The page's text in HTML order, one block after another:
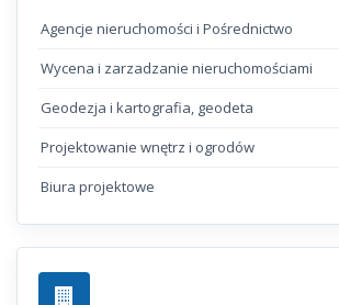
Agencje nieruchomości i Pośrednictwo
Wycena i zarzadzanie nieruchomościami
Geodezja i kartografia, geodeta
Projektowanie wnętrz i ogrodów
Biura projektowe